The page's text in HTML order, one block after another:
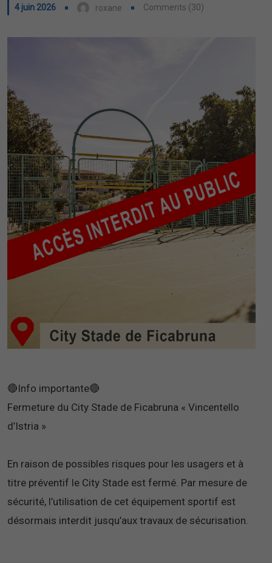
4 juin 2026 roxane Comments (30)
🔴Info importante🔴
Fermeture du City Stade de Ficabruna « Vincentello
d’Istria »
En raison de possibles risques pour les usagers et à
titre préventif le City Stade est fermé. Par mesure de
sécurité, l’utilisation de cet équipement sportif est
désormais interdit jusqu’aux travaux de sécurisation.